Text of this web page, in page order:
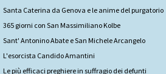
Santa Caterina da Genova e le anime del purgatorio
365 giorni con San Massimiliano Kolbe
Sant' Antonino Abate e San Michele Arcangelo
L'esorcista Candido Amantini
Le più efficaci preghiere in suffragio dei defunti